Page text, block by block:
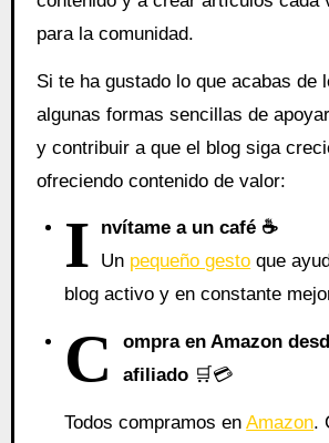
para la comunidad.
Si te ha gustado lo que acabas de
algunas formas sencillas de
y contribuir a que el blog siga
ofreciendo contenido de valor:
I
nvítame a un café ☕
Un pequeño gesto que
blog activo y en constante
C
ompra en Amazon
afiliado 🛒💳
Todos compramos enAmazon.